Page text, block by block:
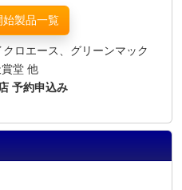
製品一覧
ロエース、グリーンマック
堂 他
予約申込み